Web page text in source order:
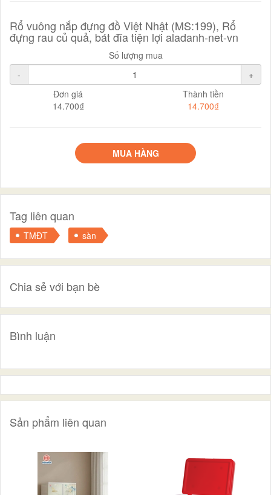
Rổ vuông nắp đựng đồ Việt Nhật (MS:199), Rổ
đựng rau củ quả, bát đĩa tiện lợi aladanh-net-vn
Số lượng mua
-
+
Đơn giá
14.700₫
Thành tiền
14.700₫
MUA HÀNG
Tag liên quan
TMĐT sàn
Chia sẻ với bạn bè
Bình luận
Sản phẩm liên quan